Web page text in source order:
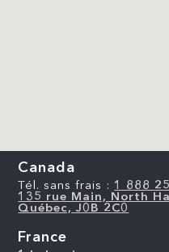
Canada
Tél. sans frais : 1 888
135 rue Main, North
Québec, J0B 2C0
France